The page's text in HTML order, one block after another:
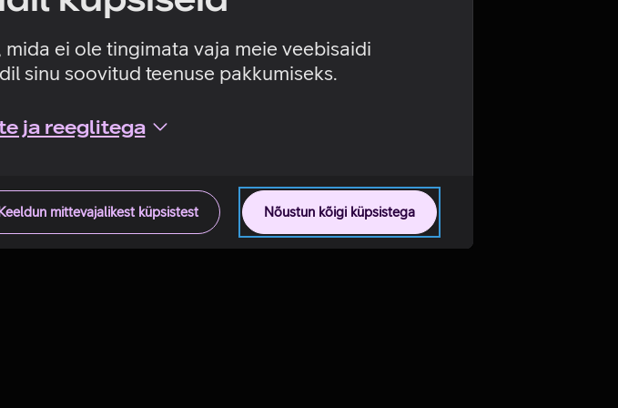
ei ole tingimata vaja meie veebisaidi
sinu soovitud teenuse pakkumiseks.
ja reeglitega
Nõustun kõigi küpsistega
mittevajalikest küpsistest